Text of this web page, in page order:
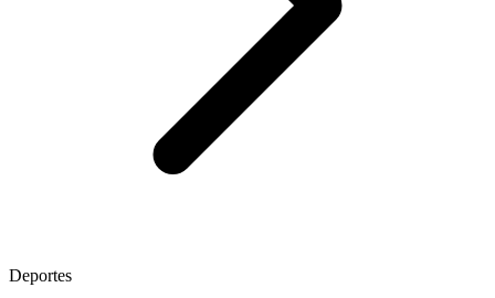
Deportes